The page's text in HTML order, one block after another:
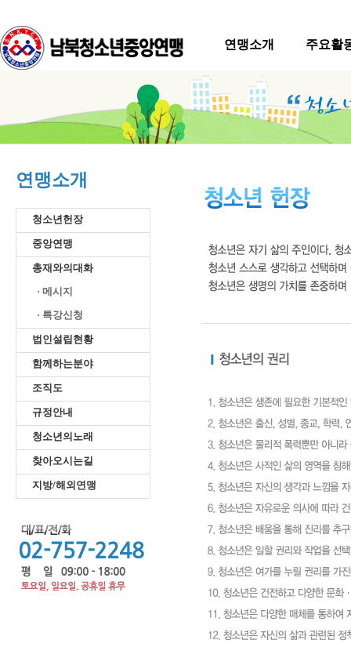
연맹소개 주요활
연맹소개
청소년헌장
중앙연맹
총재와의대화
· 메시지
· 특강신청
법인설립현황
함께하는분야
조직도
규정안내
청소년의노래
찾아오시는길
지방/해외연맹